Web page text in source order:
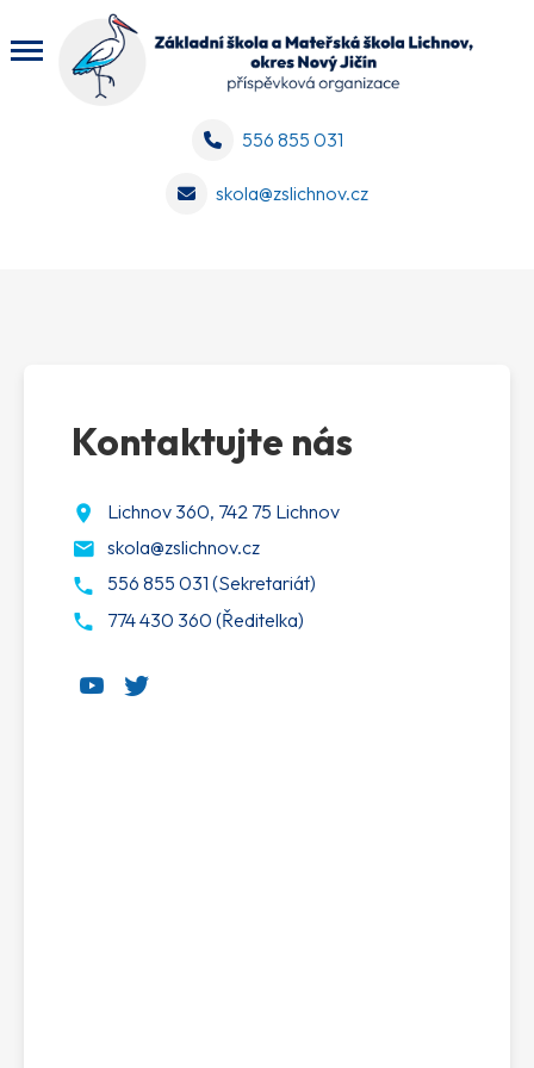
556 855 031
skola@zslichnov.cz
Kontaktujte nás
Lichnov 360, 742 75 Lichnov
skola@zslichnov.cz
556 855 031 (Sekretariát)
774 430 360 (Ředitelka)